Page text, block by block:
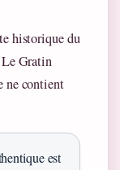
historique du
Le Gratin
ne contient
est